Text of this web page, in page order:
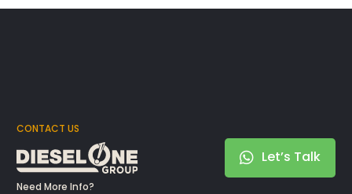
CONTACT US
Need More Info?
Let’s Talk